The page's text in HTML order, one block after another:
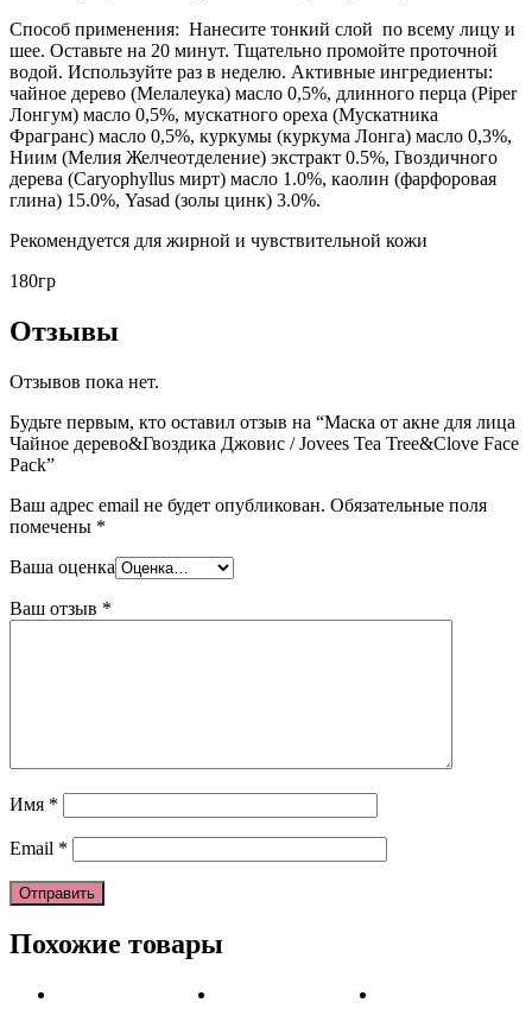
Способ применения: Нанесите тонкий слой по всему лицу и
шее. Оставьте на 20 минут. Тщательно промойте проточной
водой. Используйте раз в неделю. Активные ингредиенты:
чайное дерево (Мелалеука) масло 0,5%, длинного перца (Piper
Лонгум) масло 0,5%, мускатного ореха (Мускатника
Фрагранс) масло 0,5%, куркумы (куркума Лонга) масло 0,3%,
Ниим (Мелия Желчеотделение) экстракт 0.5%, Гвоздичного
дерева (Caryophyllus мирт) масло 1.0%, каолин (фарфоровая
глина) 15.0%, Yasad (золы цинк) 3.0%.
Рекомендуется для жирной и чувствительной кожи
180гр
Отзывы
Отзывов пока нет.
Будьте первым, кто оставил отзыв на “Маска от акне для лица
Чайное дерево&Гвоздика Джовис / Jovees Tea Tree&Clove Face
Pack”
Ваш адрес email не будет опубликован. Обязательные поля
помечены *
Ваша оценка
Ваш отзыв *
Имя *
Email *
Похожие товары